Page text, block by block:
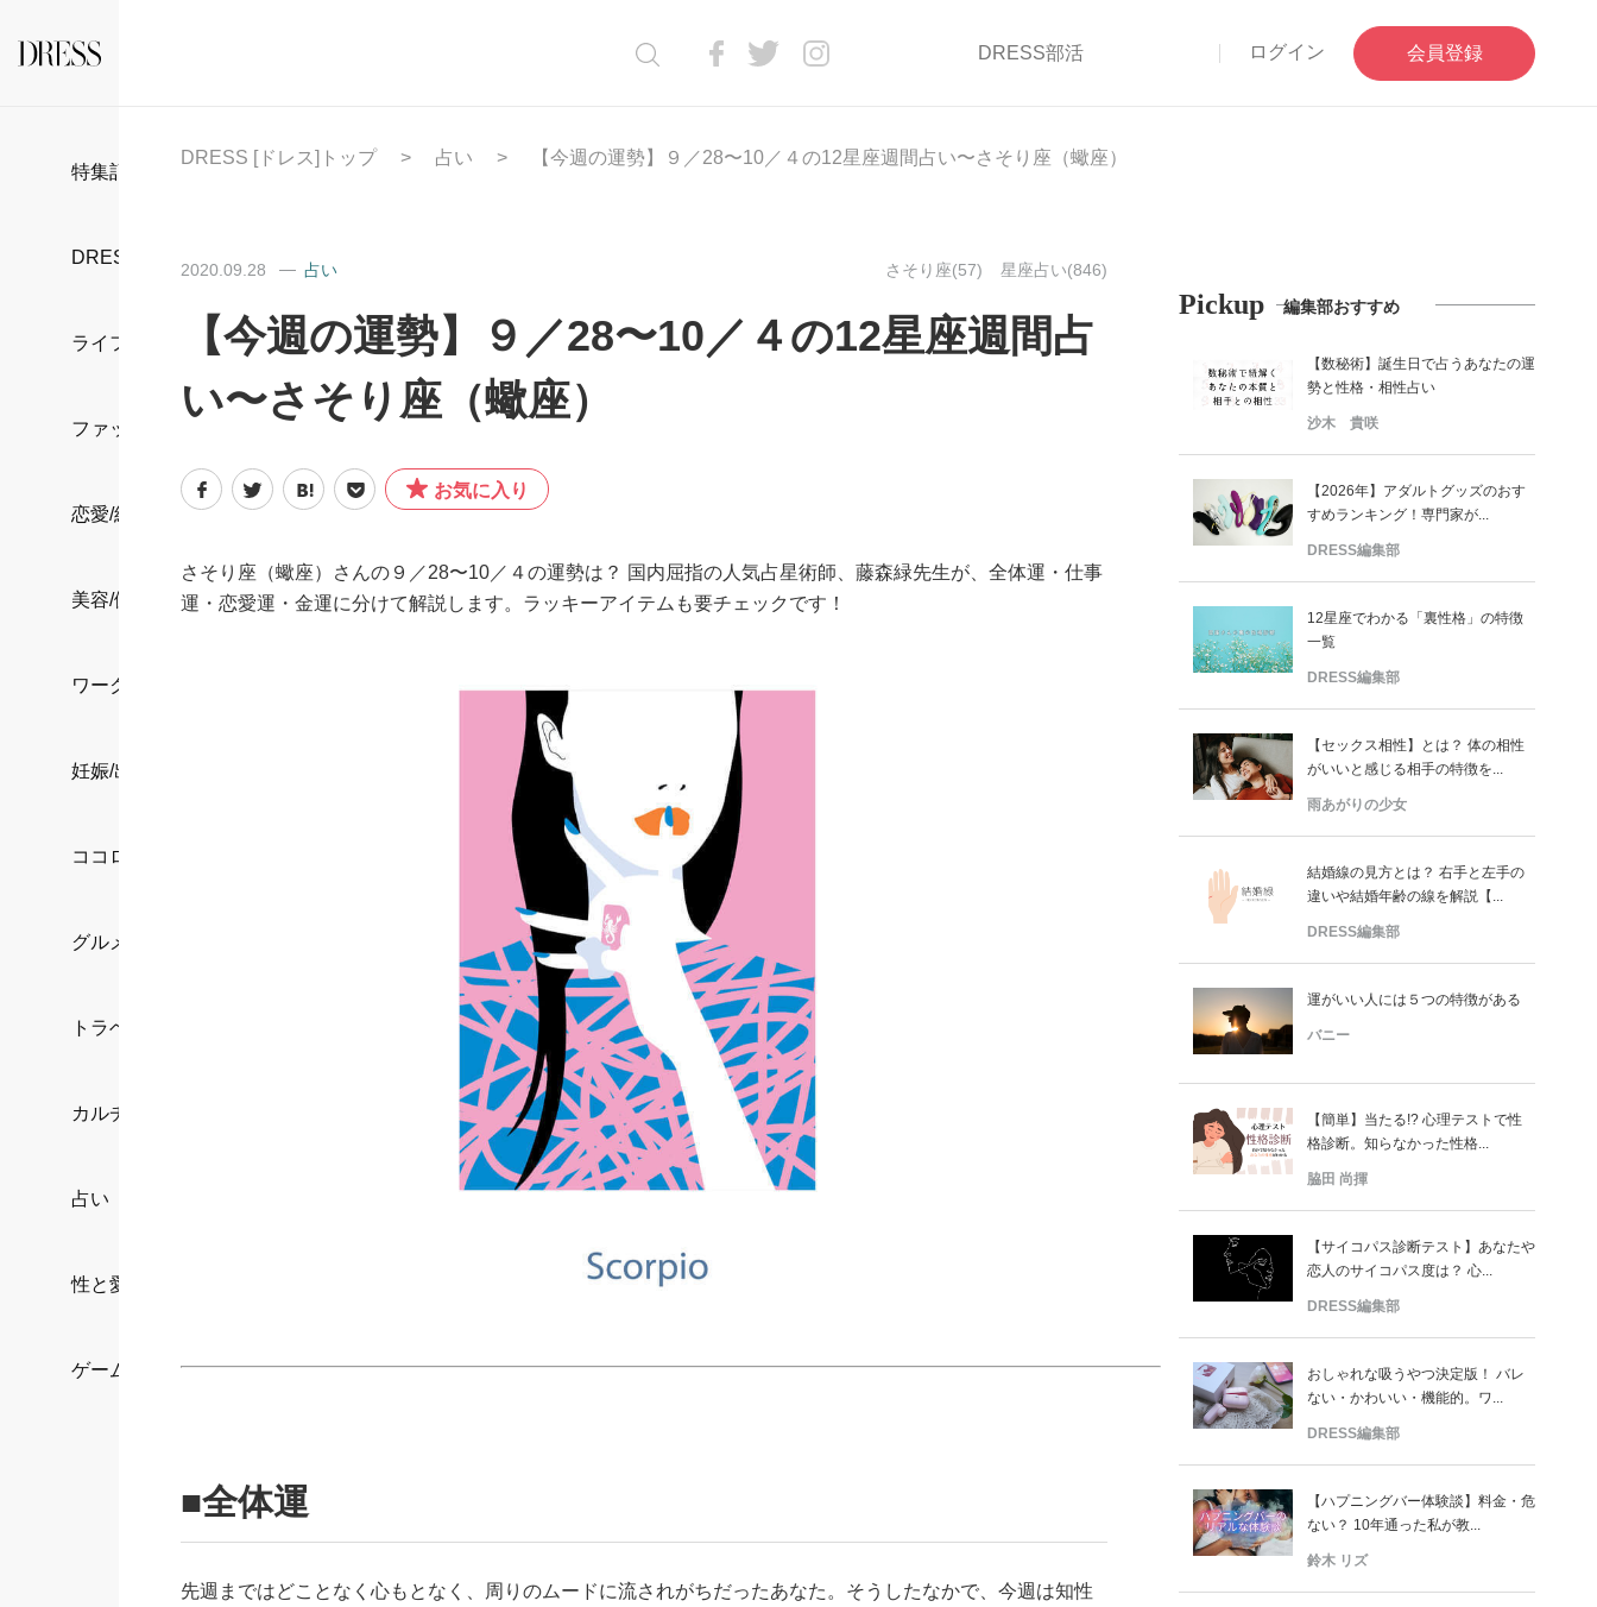
DRESS部活 ログイン 会員登録
特集記事
DRESS部活
ライフスタイル
ファッション
恋愛/結婚/離婚
美容/健康
ワークスタイル
妊娠/出産/家族
ココロ/カラダ
グルメ
トラベル
カルチャー/エンタメ
占い
性と愛
ゲーム
DRESS [ドレス]トップ 占い 【今週の運勢】９／28〜10／４の12星座週間占い〜さそり座（蠍座）
2020.09.28 占い さそり座(57) 星座占い(846)
【今週の運勢】９／28〜10／４の12星座週間占
い〜さそり座（蠍座）
お気に入り
さそり座（蠍座）さんの９／28〜10／４の運勢は？ 国内屈指の人気占星術師、藤森緑先生が、全体運・仕事
運・恋愛運・金運に分けて解説します。ラッキーアイテムも要チェックです！
■全体運
先週まではどことなく心もとなく、周りのムードに流されがちだったあなた。そうしたなかで、今週は知性
Pickup 編集部おすすめ
【数秘術】誕生日で占うあなたの運
勢と性格・相性占い
沙木 貴咲
【2026年】アダルトグッズのおす
すめランキング！専門家が...
DRESS編集部
12星座でわかる「裏性格」の特徴
一覧
DRESS編集部
【セックス相性】とは？ 体の相性
がいいと感じる相手の特徴を...
雨あがりの少女
結婚線の見方とは？ 右手と左手の
違いや結婚年齢の線を解説【...
DRESS編集部
運がいい人には５つの特徴がある
バニー
【簡単】当たる!? 心理テストで性
格診断。知らなかった性格...
脇田 尚揮
【サイコパス診断テスト】あなたや
恋人のサイコパス度は？ 心...
DRESS編集部
おしゃれな吸うやつ決定版！ バレ
ない・かわいい・機能的。ワ...
DRESS編集部
【ハプニングバー体験談】料金・危
ない？ 10年通った私が教...
鈴木 リズ